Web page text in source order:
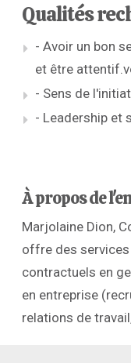
Qualités
- Avoir un bon
et être
- Sens de
- Leadership et
À propos de
Marjolaine Dion,
offre des
contractuels en
en entreprise
relations de